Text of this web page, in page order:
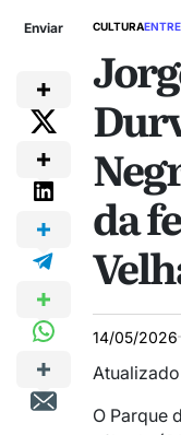
Enviar CULTURA
da
14/05/2026
O Parque